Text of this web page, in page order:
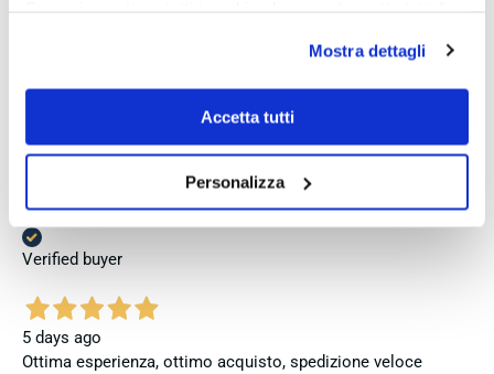
Se vuoi saperne di più consulta laprivacy policye la
Mostra dettagli
Accetta tutti
Personalizza
Venditore eccellente
Verified buyer
5 days ago
Ottima esperienza, ottimo acquisto, spedizione veloce